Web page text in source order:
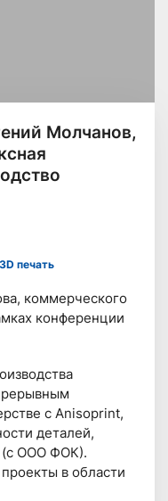
Молчанов,
печать
коммерческого
конференции
с Anisoprint,
деталей,
(с ООО ФОК).
в области